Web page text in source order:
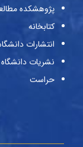
پژوهشکده
کتابخانه
انتشارات
نشریات دانشگاه
حراست